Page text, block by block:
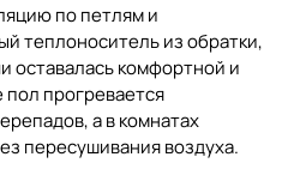
по петлям и
теплоноситель из обратки,
оставалась комфортной и
пол прогревается
а в комнатах
пересушивания воздуха.